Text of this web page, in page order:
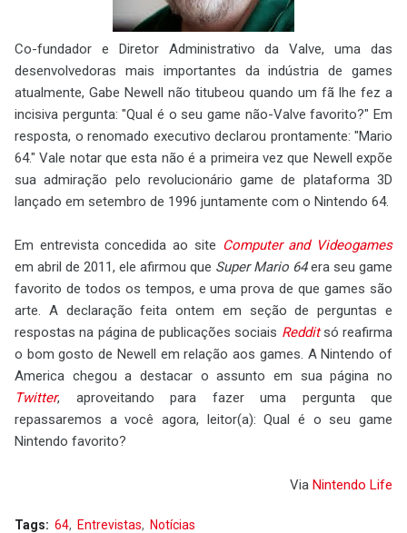
Co-fundador e Diretor Administrativo da Valve, uma das
desenvolvedoras mais importantes da indústria de games
atualmente, Gabe Newell não titubeou quando um fã lhe fez a
incisiva pergunta: "Qual é o seu game não-Valve favorito?" Em
resposta, o renomado executivo declarou prontamente: "Mario
64." Vale notar que esta não é a primeira vez que Newell expõe
sua admiração pelo revolucionário game de plataforma 3D
lançado em setembro de 1996 juntamente com o Nintendo 64.
Em entrevista concedida ao site Computer and Videogames
em abril de 2011, ele afirmou que Super Mario 64era seu game
favorito de todos os tempos, e uma prova de que games são
arte. A declaração feita ontem em seção de perguntas e
respostas na página de publicações sociais Redditsó reafirma
o bom gosto de Newell em relação aos games. A Nintendo of
America chegou a destacar o assunto em sua página no
Twitter, aproveitando para fazer uma pergunta que
repassaremos a você agora, leitor(a): Qual é o seu game
Nintendo favorito?
Via Nintendo Life
Tags: 64 Entrevistas Notícias